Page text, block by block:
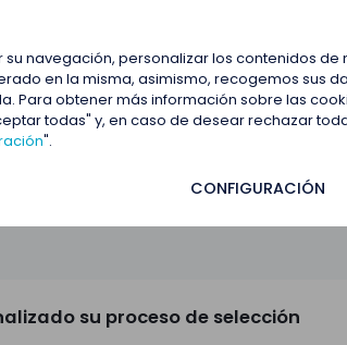
su navegación, personalizar los contenidos
en la misma, asimismo, recogemos sus
obtener más información sobre las
todas" y, en caso de desear rechazar
".
CONFIGURACIÓN
su proceso de selección